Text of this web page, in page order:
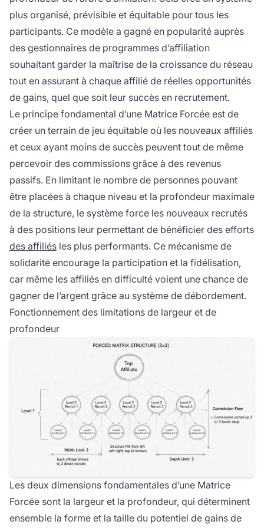
plus organisé, prévisible et équitable pour tous les
participants. Ce modèle a gagné en popularité auprès
des gestionnaires de programmes d’affiliation
souhaitant garder la maîtrise de la croissance du réseau
tout en assurant à chaque affilié de réelles opportunités
de gains, quel que soit leur succès en recrutement.
Le principe fondamental d’une Matrice Forcée est de
créer un terrain de jeu équitable où les nouveaux affiliés
et ceux ayant moins de succès peuvent tout de même
percevoir des commissions grâce à des revenus
passifs. En limitant le nombre de personnes pouvant
être placées à chaque niveau et la profondeur maximale
de la structure, le système force les nouveaux recrutés
à des positions leur permettant de bénéficier des efforts
des affiliés les plus performants. Ce mécanisme de
solidarité encourage la participation et la fidélisation,
car même les affiliés en difficulté voient une chance de
gagner de l’argent grâce au système de débordement.
Fonctionnement des limitations de largeur et de
profondeur
Les deux dimensions fondamentales d’une Matrice
Forcée sont la largeur et la profondeur, qui déterminent
ensemble la forme et la taille du potentiel de gains de